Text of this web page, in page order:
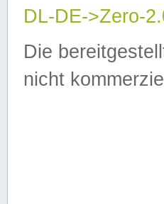
DL-DE->Zero-
Die
nicht